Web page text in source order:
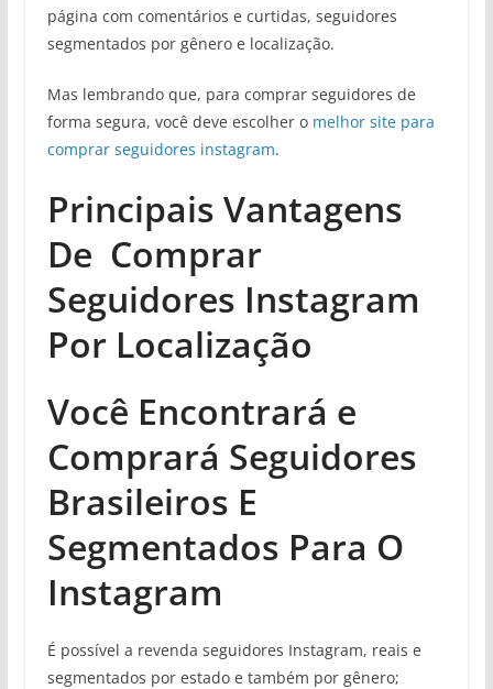
página com comentários e curtidas, seguidores
segmentados por gênero e localização.
Mas lembrando que, para comprar seguidores de
forma segura, você deve escolher o melhor site para
comprar seguidores instagram.
Principais Vantagens
De Comprar
Seguidores Instagram
Por Localização
Você Encontrará e
Comprará Seguidores
Brasileiros E
Segmentados Para O
Instagram
É possível a revenda seguidores Instagram, reais e
segmentados por estado e também por gênero;